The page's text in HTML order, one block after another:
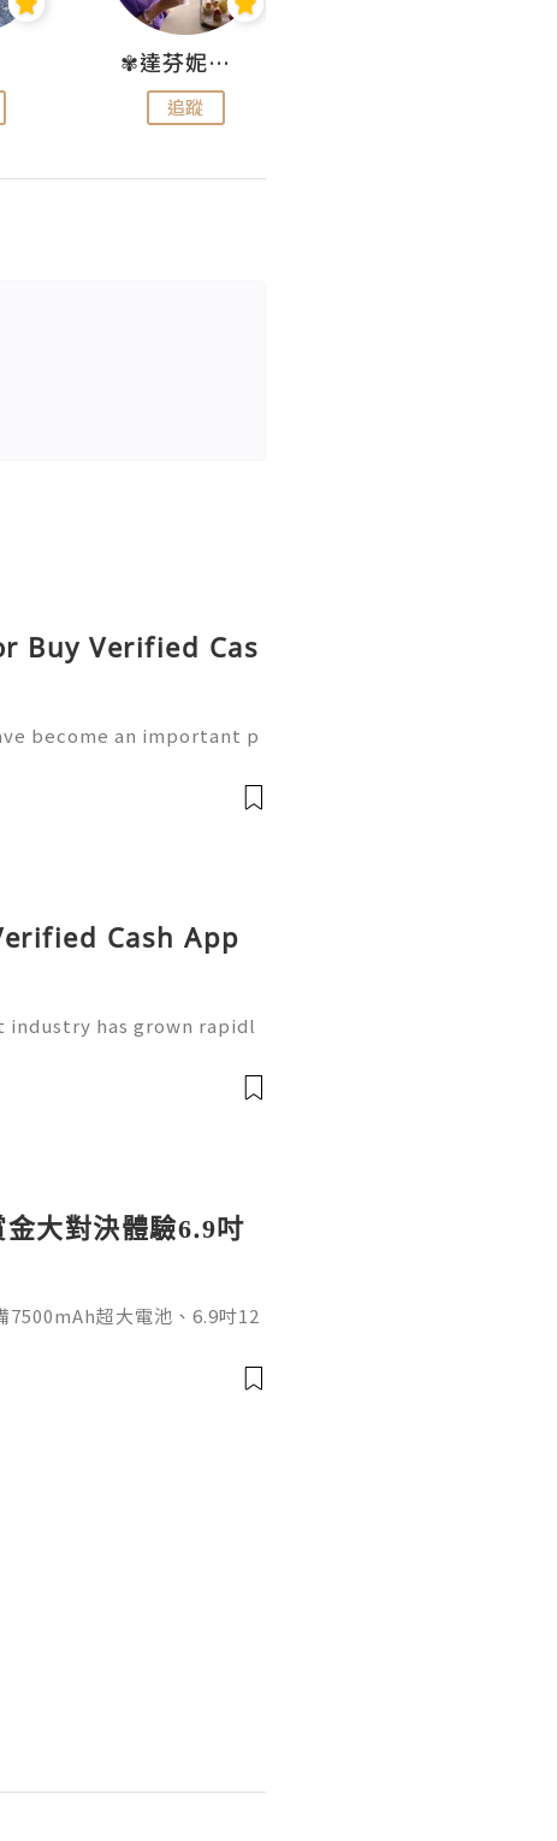
✾達芬妮•愛孩子•愛生活✾
追蹤
Buy Verified Cas
become an important p
payments, and ma
Cash App
has grown rapidl
applications for s
大對決體驗6.9吋
7500mAh超大電池、6.9吋12
17 5G的大螢幕搭配超長
PG熱門遊戲《賞金大對決》